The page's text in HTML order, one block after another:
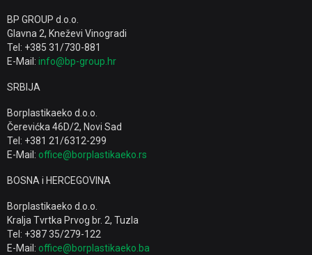
BP GROUP d.o.o.
Glavna 2, Kneževi Vinogradi
Tel: +385 31/730-881
E-Mail: info@bp-group.hr
SRBIJA
Borplastikaeko d.o.o.
Čerevićka 46D/2, Novi Sad
Tel: +381 21/6312-299
E-Mail: office@borplastikaeko.rs
BOSNA i HERCEGOVINA
Borplastikaeko d.o.o.
Kralja Tvrtka Prvog br. 2, Tuzla
Tel: +387 35/279-122
E-Mail: office@borplastikaeko.ba